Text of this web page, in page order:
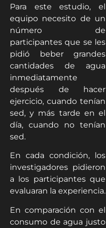
Para este estudio, el
equipo necesito de un
número de
participantes que se les
pidió beber grandes
cantidades de agua
inmediatamente
después de hacer
ejercicio, cuando tenían
sed, y más tarde en el
día, cuando no tenían
sed.
En cada condición, los
investigadores pidieron
a los participantes que
evaluaran la experiencia.
En comparación con el
consumo de agua justo